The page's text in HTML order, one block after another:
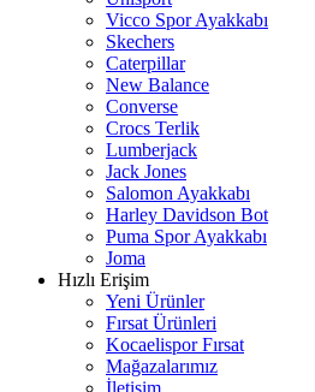
Vicco Spor Ayakkabı
Skechers
Caterpillar
New Balance
Converse
Crocs Terlik
Lumberjack
Jack Jones
Salomon Ayakkabı
Harley Davidson Bot
Puma Spor Ayakkabı
Joma
Hızlı Erişim
Yeni Ürünler
Fırsat Ürünleri
Kocaelispor Fırsat
Mağazalarımız
İletişim